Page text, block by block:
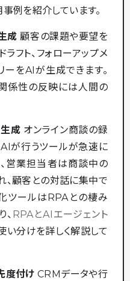
例を紹介しています。
成 顧客の課題や要望を
フト、フォローアップメ
ーをAIが生成できます。
係性の反映には人間の
成 オンライン商談の録
AIが行うツールが急速に
、営業担当者は商談中の
、顧客との対話に集中で
ツールはRPAとの棲み
RPAとAIエージェント
い分けを詳しく解説して
度付け CRMデータや行